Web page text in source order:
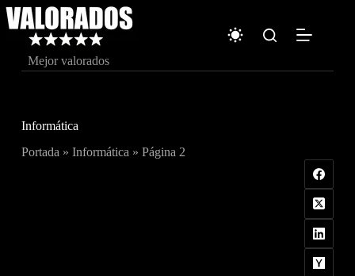
Saltar
al
contenido
Mejor valorados
Informática
Portada » Informática » Página 2